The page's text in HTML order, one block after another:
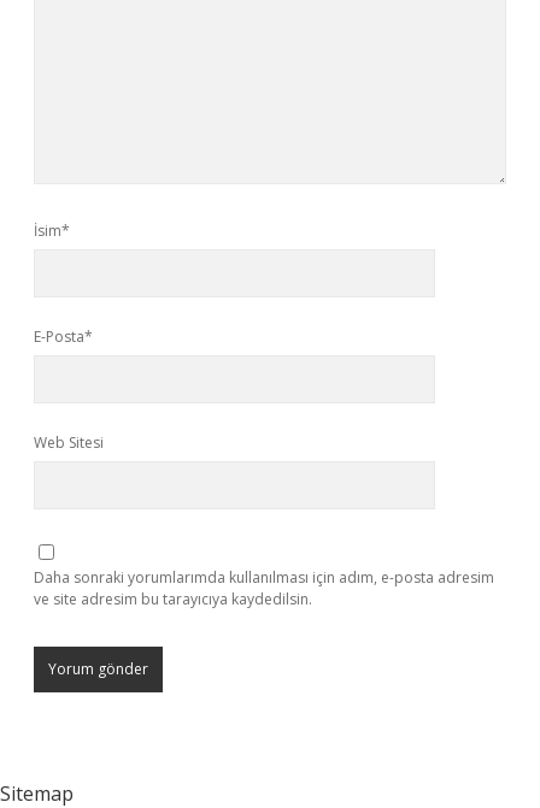
İsim*
E-Posta*
Web Sitesi
Daha sonraki yorumlarımda kullanılması için adım, e-posta adresim
ve site adresim bu tarayıcıya kaydedilsin.
Sitemap